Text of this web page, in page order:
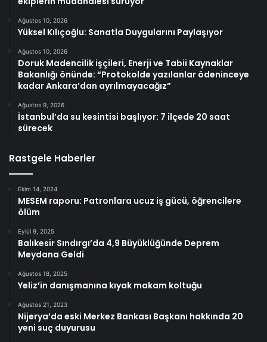
Ağustos 10, 2026
Yüksel Kılıçoğlu: Sanatla Duygularını Paylaşıyor
Ağustos 10, 2026
Doruk Madencilik işçileri, Enerji ve Tabii Kaynaklar
Bakanlığı önünde: “Protokolde yazılanlar ödeninceye
kadar Ankara’dan ayrılmayacağız”
Ağustos 9, 2026
İstanbul’da su kesintisi başlıyor: 7 ilçede 20 saat
sürecek
Rastgele Haberler
Ekim 14, 2024
MESEM raporu: Patronlara ucuz iş gücü, öğrencilere
ölüm
Eylül 9, 2025
Balıkesir Sındırgı’da 4,9 Büyüklüğünde Deprem
Meydana Geldi
Ağustos 18, 2025
Yeliz’in danışmanına kıyak makam koltuğu
Ağustos 21, 2023
Nijerya’da eski Merkez Bankası Başkanı hakkında 20
yeni suç duyurusu